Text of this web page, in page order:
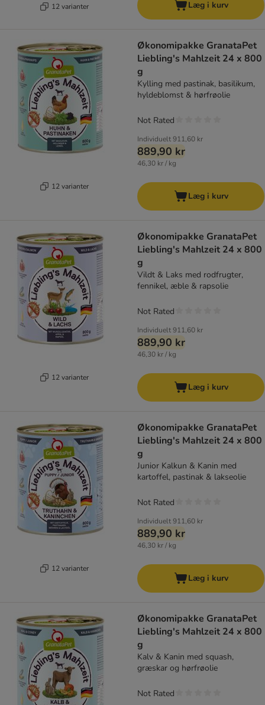
12 varianter Læg i kurv
12 varianter
Økonomipakke GranataPet
Liebling's Mahlzeit 24 x 800
g
Kylling med pastinak, basilikum,
hyldeblomst & hørfrøolie
Individuelt911,60 kr
889,90 kr
46,30 kr / kg
Not Rated
Læg i kurv
12 varianter
Økonomipakke GranataPet
Liebling's Mahlzeit 24 x 800
g
Vildt & Laks med rodfrugter,
fennikel, æble & rapsolie
Individuelt911,60 kr
889,90 kr
46,30 kr / kg
Not Rated
Læg i kurv
12 varianter
Økonomipakke GranataPet
Liebling's Mahlzeit 24 x 800
g
Junior Kalkun & Kanin med
kartoffel, pastinak & lakseolie
Individuelt911,60 kr
889,90 kr
46,30 kr / kg
Not Rated
Læg i kurv
Økonomipakke GranataPet
Liebling's Mahlzeit 24 x 800
g
Kalv & Kanin med squash,
græskar og hørfrøolie
Not Rated